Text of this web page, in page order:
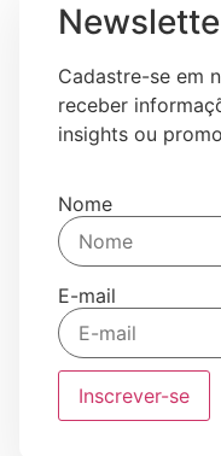
Cadastre-se em
receber
insights ou
Nome
E-mail
Inscrever-se